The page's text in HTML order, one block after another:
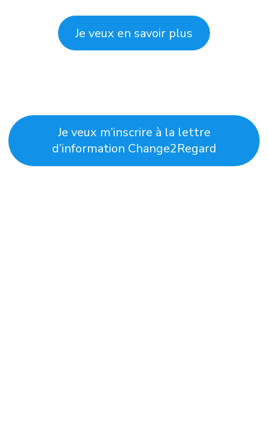
Je veux en savoir plus
Je veux m’inscrire à la lettre
d’information Change2Regard